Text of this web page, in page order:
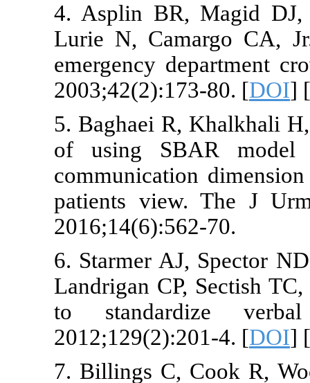
4. Asplin
Lurie N,
emergency
5. Baghaei
of using
patients
6. Starmer
Landrigan
to
7. Billings